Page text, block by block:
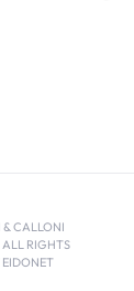
CALLONI
RIGHTS
EIDONET